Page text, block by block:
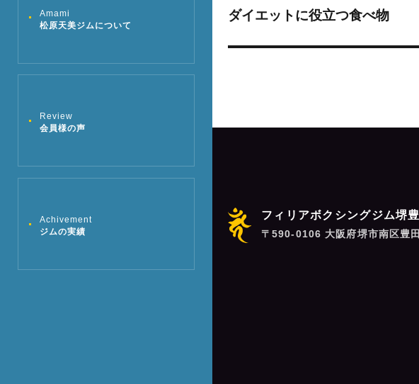
Amami
松原天美ジムについて
Review
会員様の声
Achivement
ジムの実績
ゲ
ー
ン
稿:
次
ダイエットに役立つ食べ物
フィリアボクシングジム堺
〒590-0106 大阪府堺市南区豊